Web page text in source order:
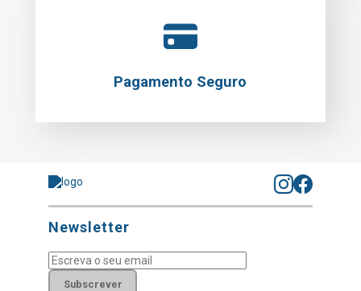
Pagamento Seguro
Newsletter
Subscrever